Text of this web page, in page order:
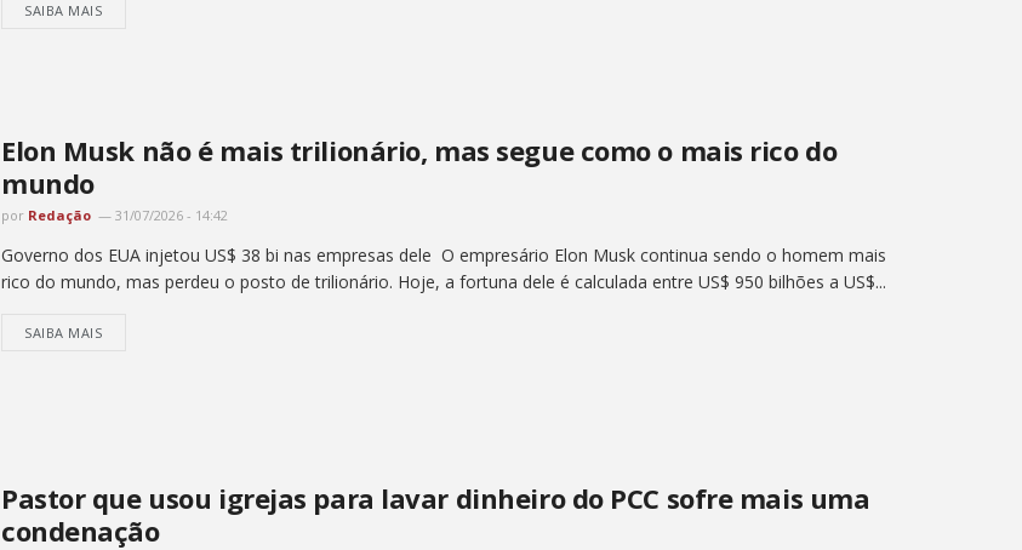
SAIBA MAIS
Elon Musk não é mais trilionário, mas segue como o mais rico do
mundo
por Redação 31/07/2026 - 14:42
Governo dos EUA injetou US$ 38 bi nas empresas dele O empresário Elon Musk continua sendo o homem mais
rico do mundo, mas perdeu o posto de trilionário. Hoje, a fortuna dele é calculada entre US$ 950 bilhões a US$...
SAIBA MAIS
Pastor que usou igrejas para lavar dinheiro do PCC sofre mais uma
condenação